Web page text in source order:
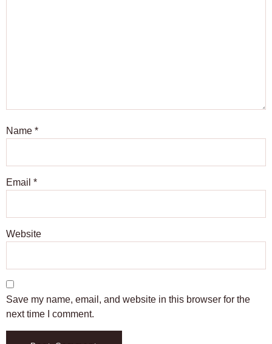
Name *
Email *
Website
Save my name, email, and website in this browser for the
next time I comment.